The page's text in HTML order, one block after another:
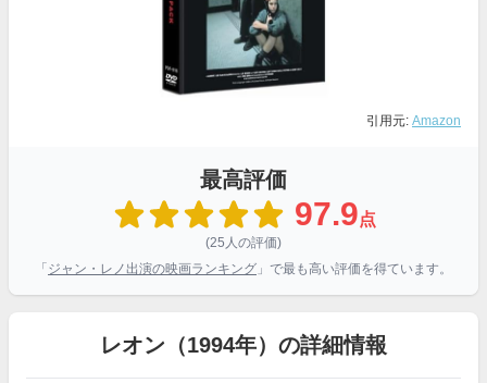
引用元: Amazon
最高評価
97.9点
(25人の評価)
「 ジャン・レノ出演の映画ランキング 」で最も高い評価を得ています。
レオン（1994年）の詳細情報